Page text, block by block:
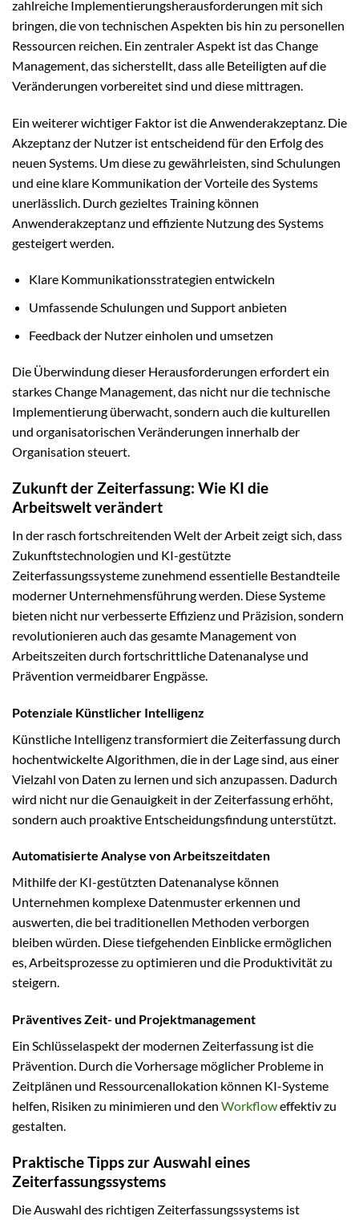
zahlreiche Implementierungsherausforderungen mit sich
bringen, die von technischen Aspekten bis hin zu personellen
Ressourcen reichen. Ein zentraler Aspekt ist das Change
Management, das sicherstellt, dass alle Beteiligten auf die
Veränderungen vorbereitet sind und diese mittragen.
Ein weiterer wichtiger Faktor ist die Anwenderakzeptanz. Die
Akzeptanz der Nutzer ist entscheidend für den Erfolg des
neuen Systems. Um diese zu gewährleisten, sind Schulungen
und eine klare Kommunikation der Vorteile des Systems
unerlässlich. Durch gezieltes Training können
Anwenderakzeptanz und effiziente Nutzung des Systems
gesteigert werden.
Klare Kommunikationsstrategien entwickeln
Umfassende Schulungen und Support anbieten
Feedback der Nutzer einholen und umsetzen
Die Überwindung dieser Herausforderungen erfordert ein
starkes Change Management, das nicht nur die technische
Implementierung überwacht, sondern auch die kulturellen
und organisatorischen Veränderungen innerhalb der
Organisation steuert.
Zukunft der Zeiterfassung: Wie KI die
Arbeitswelt verändert
In der rasch fortschreitenden Welt der Arbeit zeigt sich, dass
Zukunftstechnologien und KI-gestützte
Zeiterfassungssysteme zunehmend essentielle Bestandteile
moderner Unternehmensführung werden. Diese Systeme
bieten nicht nur verbesserte Effizienz und Präzision, sondern
revolutionieren auch das gesamte Management von
Arbeitszeiten durch fortschrittliche Datenanalyse und
Prävention vermeidbarer Engpässe.
Potenziale Künstlicher Intelligenz
Künstliche Intelligenz transformiert die Zeiterfassung durch
hochentwickelte Algorithmen, die in der Lage sind, aus einer
Vielzahl von Daten zu lernen und sich anzupassen. Dadurch
wird nicht nur die Genauigkeit in der Zeiterfassung erhöht,
sondern auch proaktive Entscheidungsfindung unterstützt.
Automatisierte Analyse von Arbeitszeitdaten
Mithilfe der KI-gestützten Datenanalyse können
Unternehmen komplexe Datenmuster erkennen und
auswerten, die bei traditionellen Methoden verborgen
bleiben würden. Diese tiefgehenden Einblicke ermöglichen
es, Arbeitsprozesse zu optimieren und die Produktivität zu
steigern.
Präventives Zeit- und Projektmanagement
Ein Schlüsselaspekt der modernen Zeiterfassung ist die
Prävention. Durch die Vorhersage möglicher Probleme in
Zeitplänen und Ressourcenallokation können KI-Systeme
helfen, Risiken zu minimieren und den Workfloweffektiv zu
gestalten.
Praktische Tipps zur Auswahl eines
Zeiterfassungssystems
Die Auswahl des richtigen Zeiterfassungssystems ist